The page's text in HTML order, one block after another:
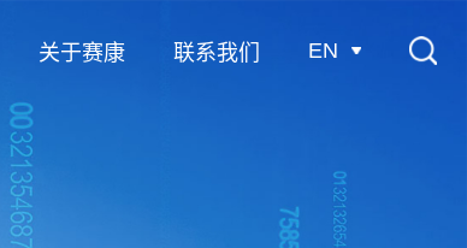
关于赛康 联系我们 EN